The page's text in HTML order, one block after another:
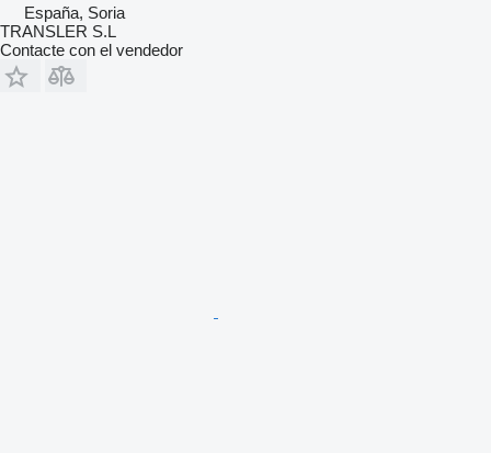
España, Soria
TRANSLER S.L
Contacte con el vendedor